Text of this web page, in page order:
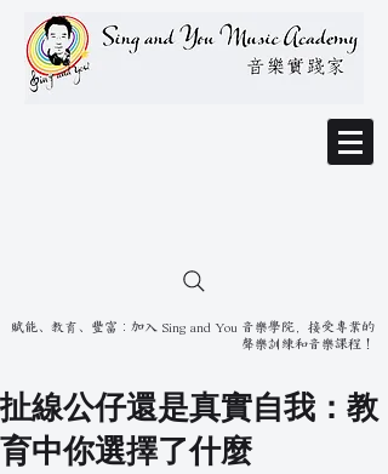
賦能、教育、豐富：加入 Sing and You 音樂學院，接受專業的
聲樂訓練和音樂課程！
扯線公仔還是真實自我：教
育中你選擇了什麼